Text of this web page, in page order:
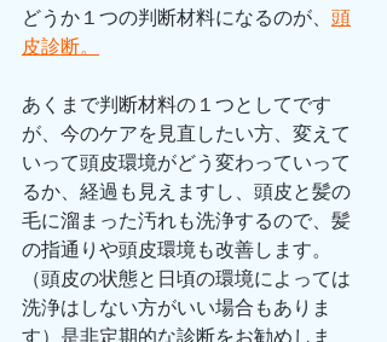
どうか１つの判断材料になるのが、 頭
皮診断。
あくまで判断材料の１つとしてです
が、今のケアを見直したい方、変えて
いって頭皮環境がどう変わっていって
るか、経過も見えますし、頭皮と髪の
毛に溜まった汚れも洗浄するので、髪
の指通りや頭皮環境も改善します。
（頭皮の状態と日頃の環境によっては
洗浄はしない方がいい場合もありま
す）是非定期的な診断をお勧めしま